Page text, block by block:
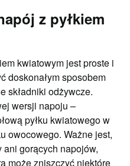
z pyłkiem
kwiatowym jest proste i
doskonałym sposobem
składniki odżywcze.
wersji napoju –
pyłku kwiatowego w
owocowego. Ważne jest,
gorących napojów,
może zniszczyć niektóre